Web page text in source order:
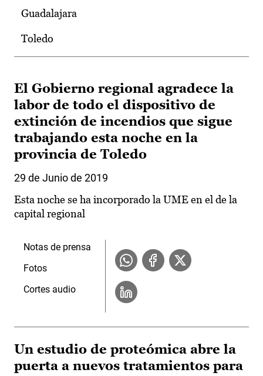
Guadalajara
Toledo
El Gobierno regional agradece la
labor de todo el dispositivo de
extinción de incendios que sigue
trabajando esta noche en la
provincia de Toledo
29 de Junio de 2019
Esta noche se ha incorporado la UME en el de la
capital regional
Notas de prensa
Fotos
Cortes audio
Un estudio de proteómica abre la
puerta a nuevos tratamientos para